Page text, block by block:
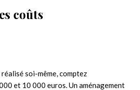
coûts
soi-même, comptez
et 10 000 euros. Un aménagement